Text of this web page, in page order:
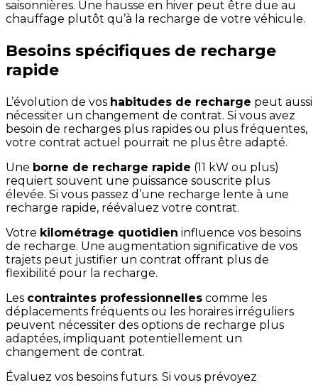
saisonnières. Une hausse en hiver peut être due au
chauffage plutôt qu’à la recharge de votre véhicule.
Besoins spécifiques de recharge
rapide
L’évolution de vos habitudes de recharge peut aussi
nécessiter un changement de contrat. Si vous avez
besoin de recharges plus rapides ou plus fréquentes,
votre contrat actuel pourrait ne plus être adapté.
Une borne de recharge rapide (11 kW ou plus)
requiert souvent une puissance souscrite plus
élevée. Si vous passez d’une recharge lente à une
recharge rapide, réévaluez votre contrat.
Votre kilométrage quotidien influence vos besoins
de recharge. Une augmentation significative de vos
trajets peut justifier un contrat offrant plus de
flexibilité pour la recharge.
Les contraintes professionnelles comme les
déplacements fréquents ou les horaires irréguliers
peuvent nécessiter des options de recharge plus
adaptées, impliquant potentiellement un
changement de contrat.
Évaluez vos besoins futurs. Si vous prévoyez